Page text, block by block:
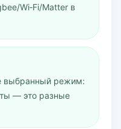
Wi‑Fi/Matter в
выбранный режим:
— это разные